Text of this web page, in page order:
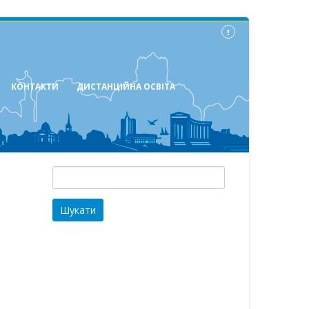
КОНТАКТИ ДИСТАНЦІЙНА ОСВІТА